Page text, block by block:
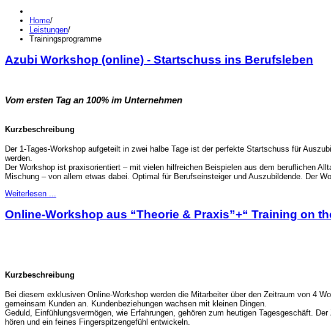
Home/
Leistungen/
Trainingsprogramme
Azubi Workshop (online) - Startschuss ins Berufsleben
Vom ersten Tag an 100% im Unternehmen
Kurzbeschreibung
Der 1-Tages-Workshop aufgeteilt in zwei halbe Tage ist der perfekte Startschuss für
werden.
Der Workshop ist praxisorientiert – mit vielen hilfreichen Beispielen aus dem beruflichen
Mischung – von allem etwas dabei. Optimal für Berufseinsteiger und Auszubildende. Der
Weiterlesen ...
Online-Workshop aus “Theorie & Praxis”+“ Training on
Kurzbeschreibung
Bei diesem exklusiven Online-Workshop werden die Mitarbeiter über den Zeitraum von 4
gemeinsam Kunden an. Kundenbeziehungen wachsen mit kleinen Dingen.
Geduld, Einfühlungsvermögen, wie Erfahrungen, gehören zum heutigen Tagesgeschäft.
hören und ein feines Fingerspitzengefühl entwickeln.